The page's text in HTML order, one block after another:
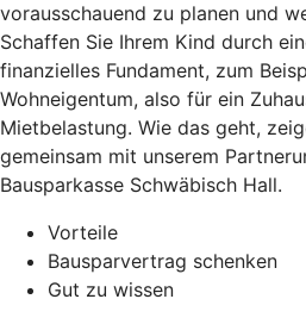
vorausschauend zu planen und
Schaffen Sie Ihrem Kind durch
finanzielles Fundament, zum
Wohneigentum, also für ein
Mietbelastung. Wie das geht,
gemeinsam mit unserem
Bausparkasse Schwäbisch Hall.
Vorteile
Bausparvertrag schenken
Gut zu wissen